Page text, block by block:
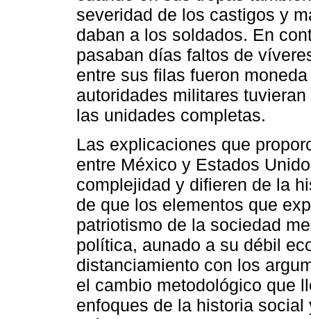
severidad de los castigos y
daban a los soldados. En
pasaban días faltos de
entre sus filas fueron
autoridades militares
las unidades completas.
Las explicaciones que
entre México y Estados
complejidad y difieren de la
de que los elementos que
patriotismo de la sociedad
política, aunado a su débil
distanciamiento con los
el cambio metodológico que
enfoques de la historia